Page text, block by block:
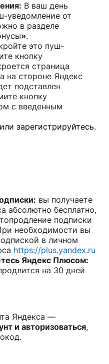
В ваш день
уведомление от
в разделе
».
это пуш-
кнопку
страница
на стороне Яндекс
подставлен
кнопку
с введенным
зарегистрируйтесь.
вы получаете
абсолютно бесплатно,
подписки
необходимости вы
в личном
https://plus.yandex.ru
Яндекс Плюсом:
на 30 дней
Яндекса —
и авторизоваться,